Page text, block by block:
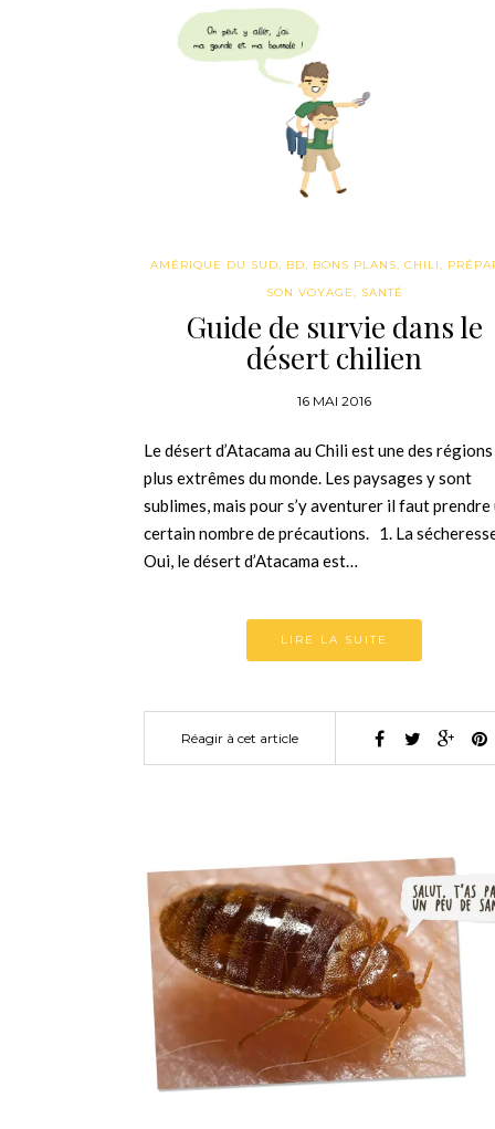
AMÉRIQUE DU SUD, BD, BONS PLANS, CHILI,
SON VOYAGE, SANTÉ
Guide de survie dans le
désert chilien
16 MAI 2016
Le désert d’Atacama au Chili est une des
plus extrêmes du monde. Les paysages y sont
sublimes, mais pour s’y aventurer il faut prendre
certain nombre de précautions. 1. La
Oui, le désert d’Atacama est…
LIRE LA SUITE
Réagir à cet article